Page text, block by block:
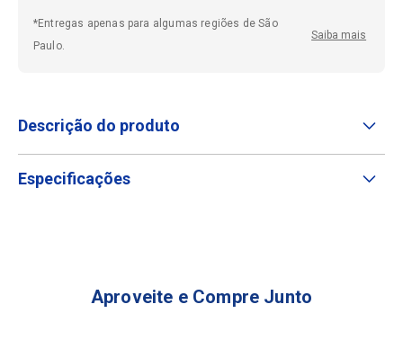
*Entregas apenas para algumas regiões de São
Paulo.
Saiba mais
Descrição do produto
Especificações
Aproveite e Compre Junto